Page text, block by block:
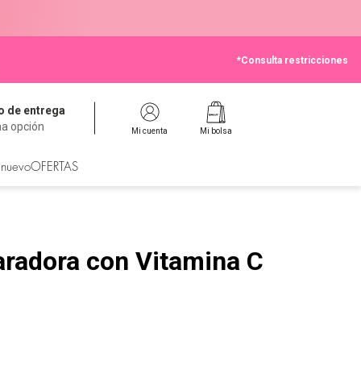
*Consulta restricciones
de entrega
opción
Mi cuenta Mi bolsa
OFERTAS
con Vitamina C